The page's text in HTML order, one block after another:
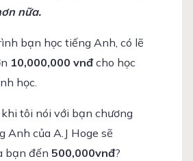
nữa.
bạn học tiếng Anh, có lẽ
10,000,000 vnđcho học
học.
tôi nói với bạn chương
Anh của A.J Hoge sẽ
bạn đến500,000vnđ?